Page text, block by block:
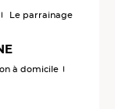
Le parrainage
à domicile